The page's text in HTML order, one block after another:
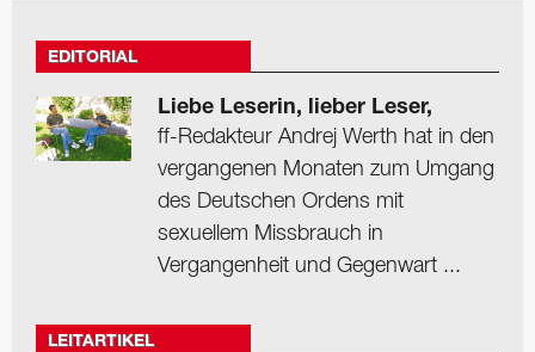
EDITORIAL
Liebe Leserin, lieber Leser,
ff-Redakteur Andrej Werth hat in den
vergangenen Monaten zum Umgang
des Deutschen Ordens mit
sexuellem Missbrauch in
Vergangenheit und Gegenwart ...
LEITARTIKEL